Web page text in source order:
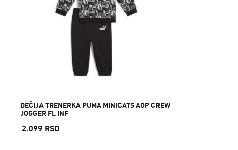
DEČIJA TRENERKA PUMA MINICATS AOP CREW
JOGGER FL INF
2.099 RSD